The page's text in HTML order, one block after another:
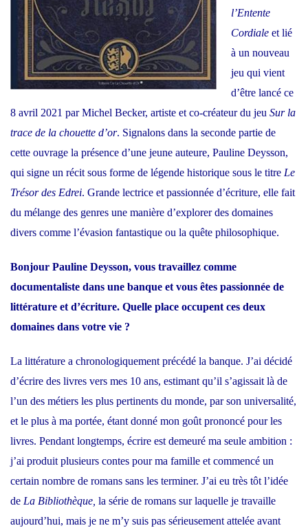
heurter
logique
l’Entente
Cordiale et lié
à un nouveau
jeu qui vient
d’être lancé ce
8 avril 2021 par Michel Becker, artiste et co-créateur du jeu Sur la
trace de la chouette d’or. Signalons dans la seconde partie de
cette ouvrage la présence d’une jeune auteure, Pauline Deysson,
qui signe un récit sous forme de légende historique sous le titre Le
Trésor des Edrei. Grande lectrice et passionnée d’écriture, elle fait
du mélange des genres une manière d’explorer des domaines
divers comme l’évasion fantastique ou la quête philosophique.
Bonjour Pauline Deysson, vous travaillez comme
documentaliste dans une banque et vous êtes passionnée de
littérature et d’écriture. Quelle place occupent ces deux
domaines dans votre vie ?
La littérature a chronologiquement précédé la banque. J’ai décidé
d’écrire des livres vers mes 10 ans, estimant qu’il s’agissait là de
l’un des métiers les plus pertinents du monde, par son universalité,
et le plus à ma portée, étant donné mon goût prononcé pour les
livres. Pendant longtemps, écrire est demeuré ma seule ambition :
j’ai produit plusieurs contes pour ma famille et commencé un
certain nombre de romans sans les terminer. J’ai eu très tôt l’idée
de La Bibliothèque, la série de romans sur laquelle je travaille
aujourd’hui, mais je ne m’y suis pas sérieusement attelée avant